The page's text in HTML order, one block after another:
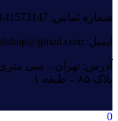
شماره تماس: 09141573147
ایمیل: info.caracalshop@gmail.com
آدرس: تهران – سی
پلاک ۸۵ – طبقه ۱
0